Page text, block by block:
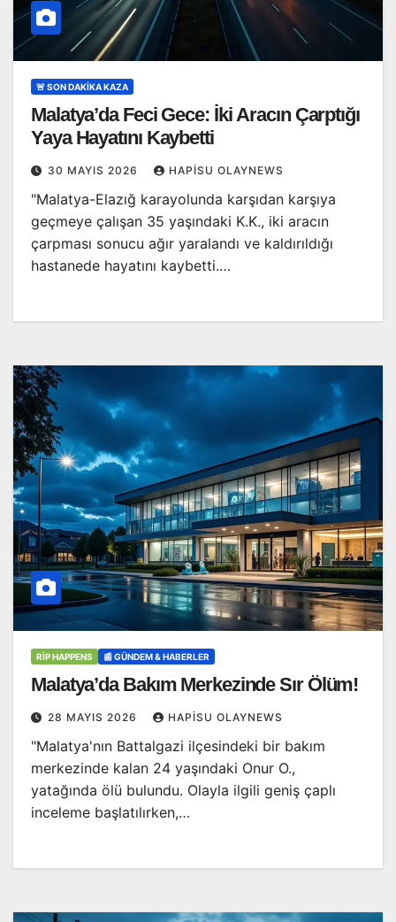
🚨 SON DAKİKA KAZA
Malatya’da Feci Gece: İki Aracın Çarptığı
Yaya Hayatını Kaybetti
30 MAYIS 2026 HAPISU OLAYNEWS
"Malatya-Elazığ karayolunda karşıdan karşıya
geçmeye çalışan 35 yaşındaki K.K., iki aracın
çarpması sonucu ağır yaralandı ve kaldırıldığı
hastanede hayatını kaybetti.…
RİP HAPPENS 📰 GÜNDEM & HABERLER
Malatya’da Bakım Merkezinde Sır Ölüm!
28 MAYIS 2026 HAPISU OLAYNEWS
"Malatya'nın Battalgazi ilçesindeki bir bakım
merkezinde kalan 24 yaşındaki Onur O.,
yatağında ölü bulundu. Olayla ilgili geniş çaplı
inceleme başlatılırken,…